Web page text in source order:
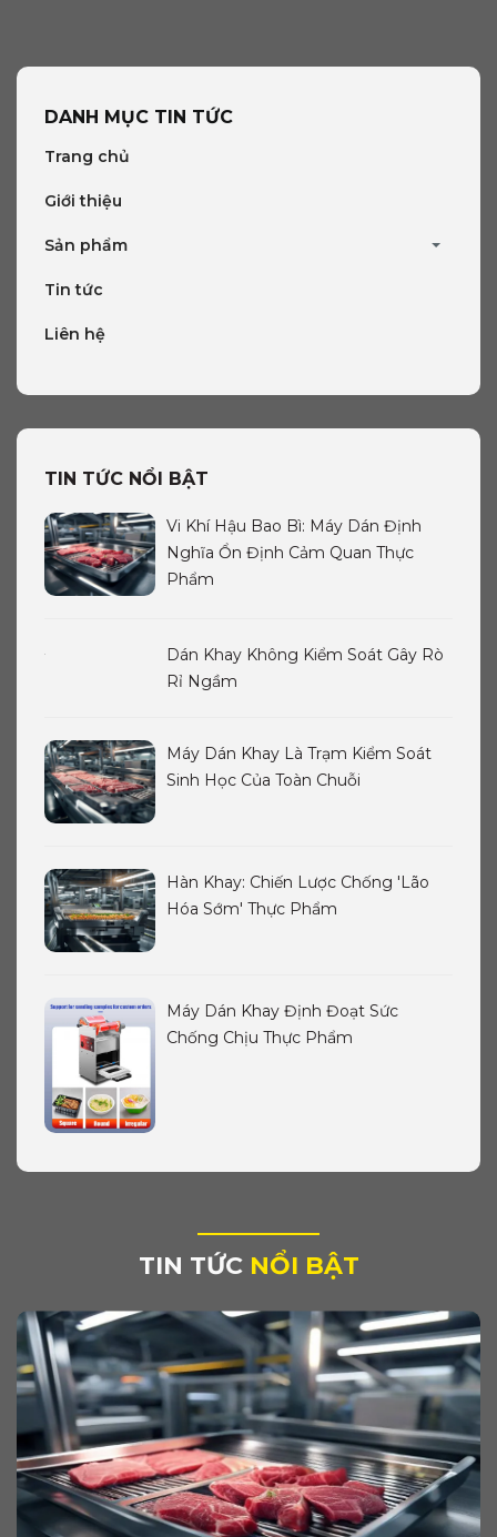
DANH MỤC TIN TỨC
Trang chủ
Giới thiệu
Sản phẩm
Tin tức
Liên hệ
TIN TỨC NỔI BẬT
Vi Khí Hậu Bao Bì: Máy Dán Định
Nghĩa Ổn Định Cảm Quan Thực
Phẩm
Dán Khay Không Kiểm Soát Gây Rò
Rỉ Ngầm
Máy Dán Khay Là Trạm Kiểm Soát
Sinh Học Của Toàn Chuỗi
Hàn Khay: Chiến Lược Chống 'Lão
Hóa Sớm' Thực Phẩm
Máy Dán Khay Định Đoạt Sức
Chống Chịu Thực Phẩm
TIN TỨC NỔI BẬT